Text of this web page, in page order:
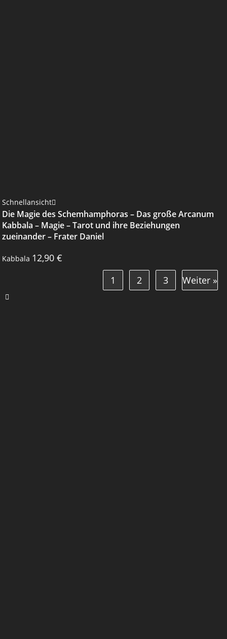
Schnellansicht
Die Magie des Schemhamphoras – Das große Arcanum
Kabbala – Magie – Tarot und ihre Beziehungen
zueinander – Frater Daniel
Kabbala 12,90 €
1
2 3 Weiter »